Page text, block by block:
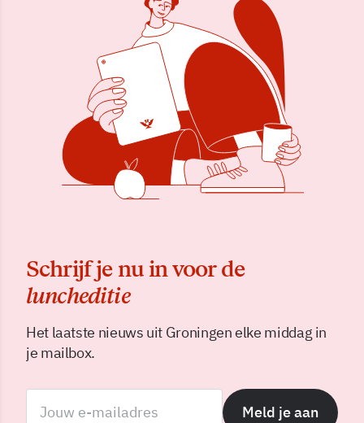
Schrijf je nu in voor de
luncheditie
Het laatste nieuws uit Groningen elke middag in
je mailbox.
Meld je aan